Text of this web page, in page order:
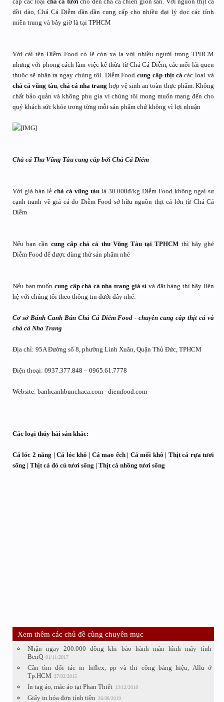
dồi dào, Chả Cá Diễm dần dần cung cấp cho nhiều đại lý dọc các tỉnh
miền trung và bây giờ là tại TPHCM
Với cái tên Diễm Food có lẽ còn xa lạ với nhiều người trong TPHCM
nhưng với phong cách làm việc kế thừa từ Chả Cá Diễm, các mối lái quen
thuộc sẽ nhân ra ngay chúng tôi. Diễm Foodcung cấp thịt cácác loại và
chả cá vũng tàu, chả cá nha trang hợp vệ sinh an toàn thực phẩm. Không
chất bảo quản và không phụ gia vì chúng tôi mong muốn mang đến cho
quý khách sức khỏe trong từng mỗi sản phẩm chứ không vì lợi nhuận
Chả cá Thu Vũng Tàu cung cấp bởi Chả Cá Diễm
Với giá bán lẻ chả cá vũng tàu là 30.000đ/kg Diễm Food không ngại sự
cạnh tranh về giá cả do Diễm Food sở hữu nguồn thịt cá lớn từ Chả Cá
Diễm
Nếu bạn cần cung cấp chả cá thu Vũng Tàu tại TPHCM thì hãy ghé
Diễm Food để được dùng thử sản phẩm nhé
Nếu bạn muốn cung cấp chả cá nha trang giá sỉ và đặt hàng thì hãy liên
hệ với chúng tôi theo thông tin dưới đây nhé:
Cơ sở Bánh Canh Bún Chả Cá Diễm Food - chuyên cung cấp thịt cá và
chả cá Nha Trang
Địa chỉ: 95A Đường số 8, phường Linh Xuân, Quận Thủ Đức, TPHCM
Điện thoại: 0937.377.848 – 0965.61.7778
Website: banhcanhbunchaca.com - diemfood.com
Các loại thủy hải sản khác:
Cá lóc 2 nắng | Cá lóc khô | Cá mao ếch | Cá mối khô | Thịt cá rựa tươi
sống | Thịt cá đỏ củ tươi sống | Thịt cá nhồng tươi sống
Xem thêm các chủ đề cùng chuyên mục
Nhận ngay 200.000 đồng khi bảo hành màn hình máy tính
BenQ 01/11/2017
Cần tìm đối tác in hiflex, pp và thi công bảng hiệu, Allu ở
Tp.HCM 27/02/2015
In tag áo, mác áo tại Phan Thiết 13/12/2018
Giấy in hóa đơn tính tiền 26/08/2019